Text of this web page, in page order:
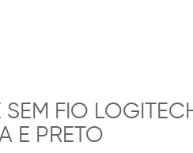
SEM FIO
E PRETO